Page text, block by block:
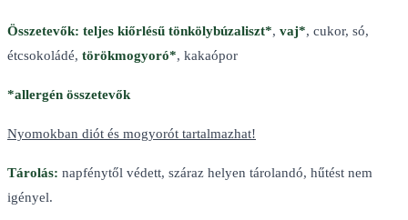
Összetevők: teljes kiőrlésű tönkölybúzaliszt*, vaj*, cukor, só,
étcsokoládé, törökmogyoró*, kakaópor
*allergén összetevők
Nyomokban diót és mogyorót tartalmazhat!
Tárolás: napfénytől védett, száraz helyen tárolandó, hűtést nem
igényel.